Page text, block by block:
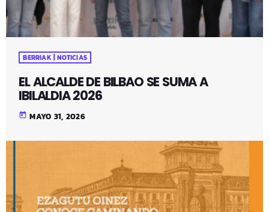
BERRIAK | NOTICIAS
EL ALCALDE DE BILBAO SE SUMA A
IBILALDIA 2026
today MAYO 31, 2026